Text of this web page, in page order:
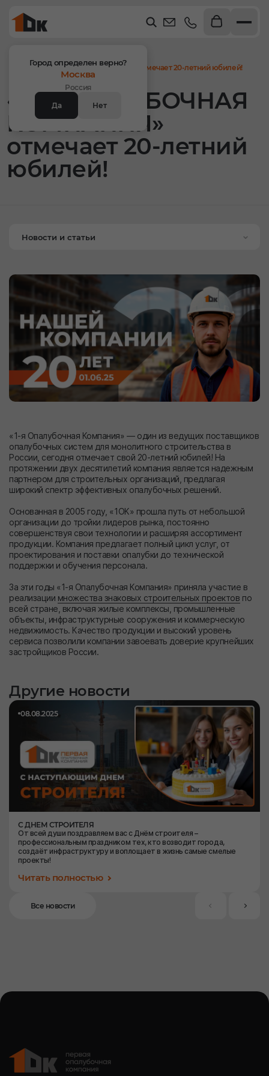
Город определен верно?
Москва
Россия
Да
Нет
«1-Я ОПАЛУБОЧНАЯ
КОМПАНИЯ»
отмечает 20-летний
юбилей!
Главная Новости
«1-Я ОПАЛУБОЧНАЯ КОМПАНИЯ» отмечает 20-летний юбилей!
Новости и статьи
«1-я Опалубочная Компания» — один из ведущих поставщиков
опалубочных систем для монолитного строительства в
России, сегодня отмечает свой 20-летний юбилей! На
протяжении двух десятилетий компания является надежным
партнером для строительных организаций, предлагая
широкий спектр эффективных опалубочных решений.
Основанная в 2005 году, «1ОК» прошла путь от небольшой
организации до тройки лидеров рынка, постоянно
совершенствуя свои технологии и расширяя ассортимент
продукции. Компания предлагает полный цикл услуг, от
проектирования и поставки опалубки до технической
поддержки и обучения персонала.
За эти годы «1-я Опалубочная Компания» приняла участие в
реализации множества знаковых строительных проектов по
всей стране, включая жилые комплексы, промышленные
объекты, инфраструктурные сооружения и коммерческую
недвижимость. Качество продукции и высокий уровень
сервиса позволили компании завоевать доверие крупнейших
застройщиков России.
Другие новости
Все новости
С ДНЕМ СТРОИТЕЛЯ
От всей души поздравляем вас с Днём строителя –
профессиональным праздником тех, кто возводит города,
создаёт инфраструктуру и воплощает в жизнь самые смелые
проекты!
Читать полностью
08.08.2025